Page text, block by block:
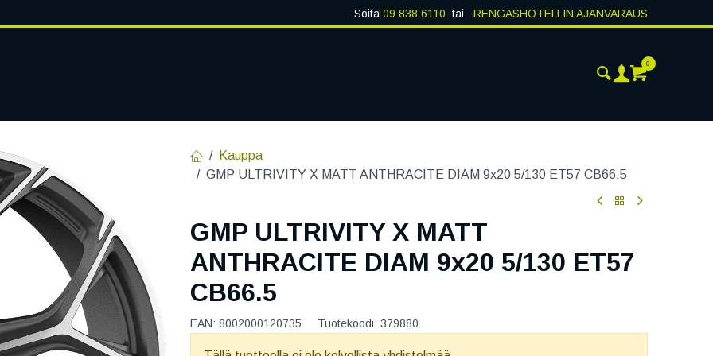
Soita 09 838 6110 tai RENGASHOTELLIN AJANVARAUS
0
Kauppa
GMP ULTRIVITY X MATT ANTHRACITE DIAM 9x20 5/130 ET57 CB66.5
GMP ULTRIVITY X MATT
ANTHRACITE DIAM 9x20 5/130 ET57
CB66.5
EAN: 8002000120735 Tuotekoodi: 379880